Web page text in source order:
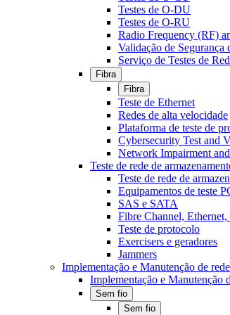
Testes de O-DU
Testes de O-RU
Radio Frequency (RF)
Validação de Segurança
Serviço de Testes de
Fibra
Fibra
Teste de Ethernet
Redes de alta velocidade
Plataforma de teste de
Cybersecurity Test and
Network Impairment
Teste de rede de
Teste de rede de
Equipamentos de teste
SAS e SATA
Fibre Channel,
Teste de protocolo
Exercisers e geradores
Jammers
Implementação e Manutenção de rede
Implementação e Manutenção
Sem fio
Sem fio